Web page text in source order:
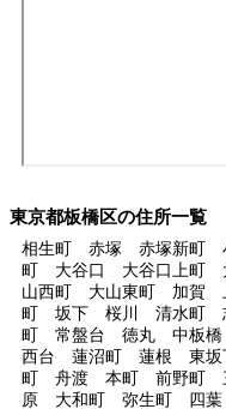
東京都板橋区の住所一覧
相生町 赤塚 赤塚新町
町 大谷口 大谷口上町
山西町 大山東町 加賀
町 坂下 桜川 清水町
町 常盤台 徳丸 中板
西台 蓮沼町 蓮根 東
町 舟渡 本町 前野町
原 大和町 弥生町 四